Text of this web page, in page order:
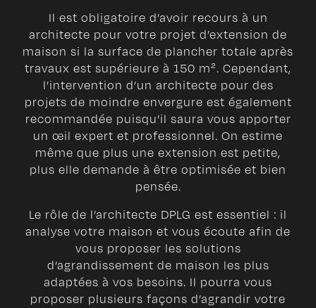
Il est obligatoire d’avoir recours à un
architecte pour votre projet d’extension de
maison si la surface de plancher totale après
travaux est supérieure à 150 m². Cependant,
l’intervention d’un architecte pour des
projets de moindre envergure est également
recommandée puisqu’il saura vous apporter
un œil expert et professionnel. On estime
même que plus une extension est petite,
plus elle demande à être optimisée et bien
pensée.
Le rôle de l’architecte DPLG est essentiel : il
analyse votre maison et vous écoute afin de
vous proposer les solutions
d’agrandissement de maison les plus
adaptées à vos besoins. Il pourra vous
proposer plusieurs façons d’agrandir votre